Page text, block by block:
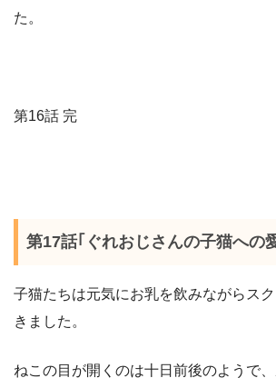
た。
第16話 完
第17話｢ぐれおじさんの子猫への
子猫たちは元気にお乳を飲みながらス
きました。
ねこの目が開くのは十日前後のようで